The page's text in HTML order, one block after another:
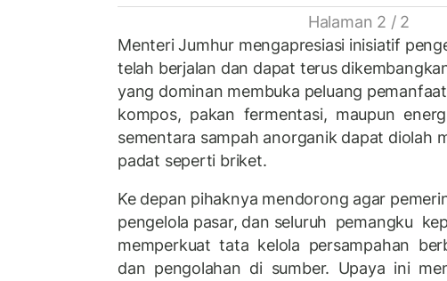
Halaman 2 / 2
Menteri Jumhur mengapresiasi inisiatif
telah berjalan dan dapat terus
yang dominan membuka peluang
kompos, pakan fermentasi, maupun
sementara sampah anorganik dapat diolah
padat seperti briket.
Ke depan pihaknya mendorong agar
pengelola pasar, dan seluruh pemangku
memperkuat tata kelola persampahan
dan pengolahan di sumber. Upaya ini